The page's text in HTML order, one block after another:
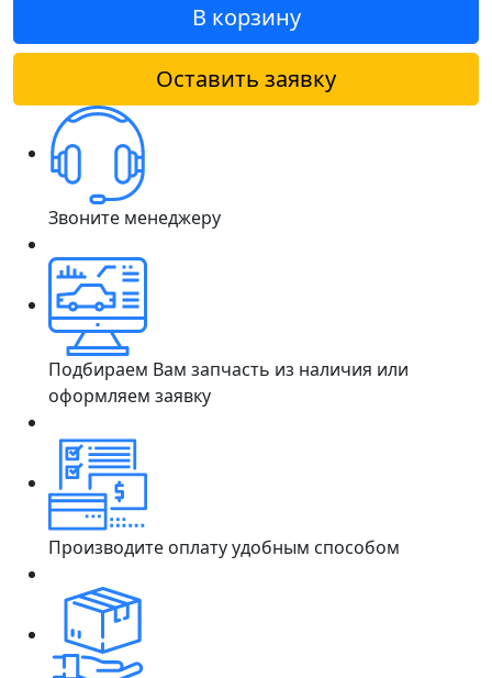
В корзину
Оставить заявку
Звоните менеджеру
Подбираем Вам запчасть из наличия или
оформляем заявку
Производите оплату удобным способом